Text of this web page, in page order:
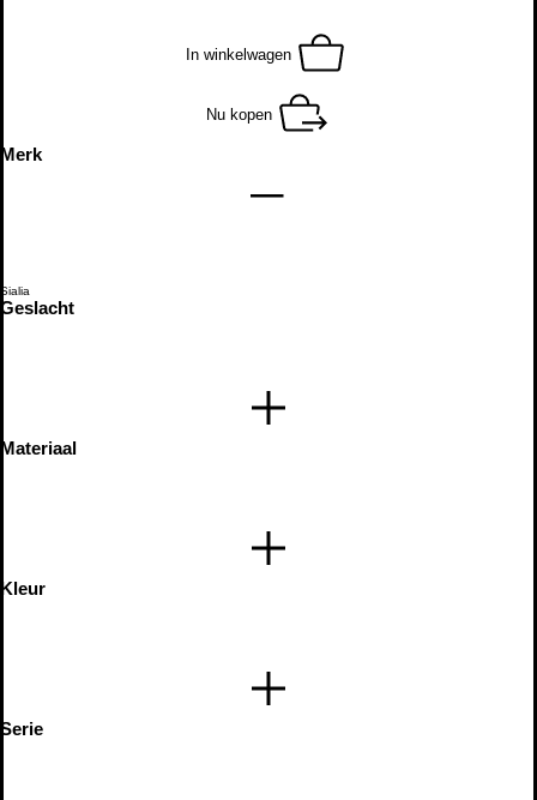
In winkelwagen
Nu kopen
Merk
Sialia
Geslacht
Materiaal
Kleur
Serie